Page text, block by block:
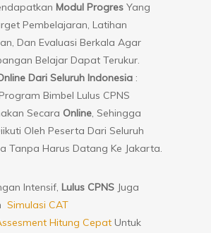
Modul Progres Yang
Pembelajaran, Latihan
Dan Evaluasi Berkala Agar
Belajar Dapat Terukur.
Dari Seluruh Indonesia :
Bimbel Lulus CPNS
Secara Online, Sehingga
Oleh Peserta Dari Seluruh
Tanpa Harus Datang Ke Jakarta.
Intensif, Lulus CPNS Juga
Simulasi CAT
Hitung Cepat Untuk